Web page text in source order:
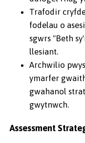
Trafodir
fodelau o
sgwrs "Beth
llesiant.
Archwilio
ymarfer
gwahanol
gwytnwch.
Assessment